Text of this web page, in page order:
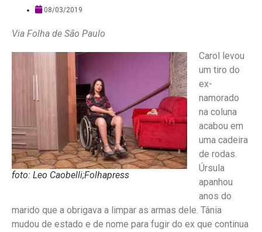
08/03/2019
Via Folha de São Paulo
foto: Leo Caobelli;Folhapress
Carol levou
um tiro do
ex-
namorado
na coluna
acabou em
uma cadeira
de rodas.
Úrsula
apanhou
anos do
marido que a obrigava a limpar as armas dele. Tânia
mudou de estado e de nome para fugir do ex que continua